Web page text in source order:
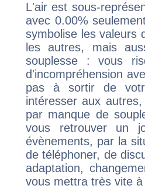
L'air est sous-
avec 0.00%
symbolise les valeurs
les autres, mais
souplesse : vous
d'incompréhension
pas à sortir de
intéresser aux
par manque de
vous retrouver un
évènements, par la
de téléphoner, de
adaptation,
vous mettra très vite